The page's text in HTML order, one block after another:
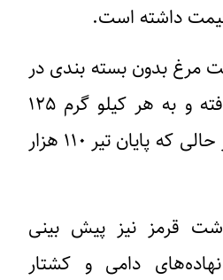
داشته است.
بدون بسته بندی در
این هفته افزایش یافته و به هر کیلو گرم ۱۲۵
هزار تومان رسیده در حالی که پایان تیر ۱۱۰ هزار
قرمز نیز پیش بینی
دامی و کشتار